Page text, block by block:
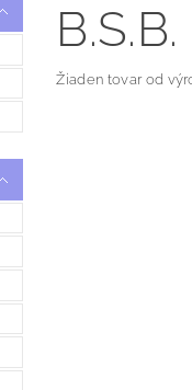
B.S.B.
Žiaden tovar od